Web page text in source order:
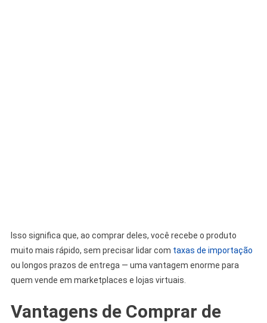
Isso significa que, ao comprar deles, você recebe o produto
muito mais rápido, sem precisar lidar com taxas de importação
ou longos prazos de entrega — uma vantagem enorme para
quem vende em marketplaces e lojas virtuais.
Vantagens de Comprar de